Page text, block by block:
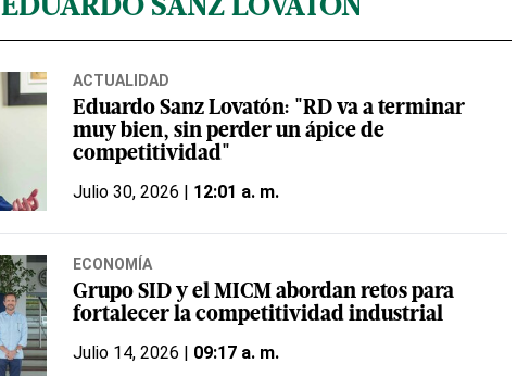
EDUARDO SANZ LOVATÓN
ACTUALIDAD
Eduardo Sanz Lovatón: "RD va a terminar
muy bien, sin perder un ápice de
competitividad"
Julio 30, 2026 | 12:01 a. m.
ECONOMÍA
Grupo SID y el MICM abordan retos para
fortalecer la competitividad industrial
Julio 14, 2026 | 09:17 a. m.